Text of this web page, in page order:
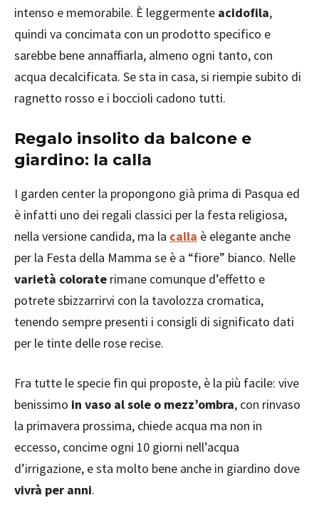
intenso e memorabile. È leggermente acidofila,
quindi va concimata con un prodotto specifico e
sarebbe bene annaffiarla, almeno ogni tanto, con
acqua decalcificata. Se sta in casa, si riempie subito di
ragnetto rosso e i boccioli cadono tutti.
Regalo insolito da balcone e
giardino: la calla
I garden center la propongono già prima di Pasqua ed
è infatti uno dei regali classici per la festa religiosa,
nella versione candida, ma la calla è elegante anche
per la Festa della Mamma se è a “fiore” bianco. Nelle
varietà colorate rimane comunque d’effetto e
potrete sbizzarrirvi con la tavolozza cromatica,
tenendo sempre presenti i consigli di significato dati
per le tinte delle rose recise.
Fra tutte le specie fin qui proposte, è la più facile: vive
benissimo in vaso al sole o mezz’ombra, con rinvaso
la primavera prossima, chiede acqua ma non in
eccesso, concime ogni 10 giorni nell’acqua
d’irrigazione, e sta molto bene anche in giardino dove
vivrà per anni.